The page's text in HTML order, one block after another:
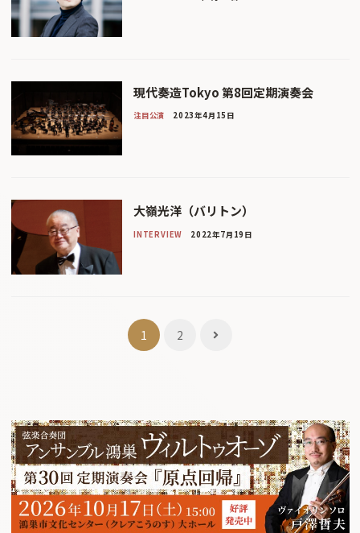
現代奏造Tokyo 第8回定期演奏会
注目公演 2023年4月15日
大嶺光洋（バリトン）
INTERVIEW 2022年7月19日
ゲ
ー
シ
ョ
ン
1 2